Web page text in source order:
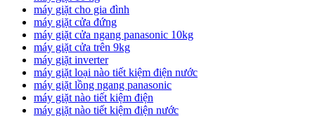
máy giặt cho gia đình
máy giặt cửa đứng
máy giặt cửa ngang panasonic 10kg
máy giặt cửa trên 9kg
máy giặt inverter
máy giặt loại nào tiết kiệm điện nước
máy giặt lồng ngang panasonic
máy giặt nào tiết kiệm điện
máy giặt nào tiết kiệm điện nước